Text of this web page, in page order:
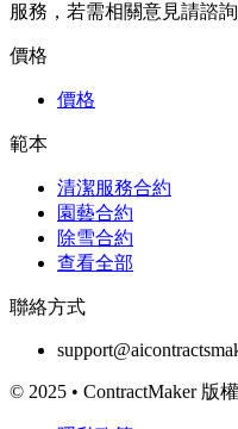
服務，若需相關意見請諮詢
價格
價格
範本
清潔服務合約
園藝合約
除雪合約
查看全部
聯絡方式
© 2025 • ContractMaker 版